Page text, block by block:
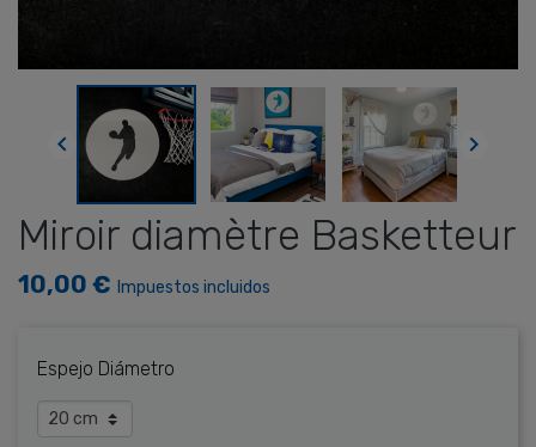
 
Miroir diamètre Basketteur
10,00 € Impuestos incluidos
Espejo Diámetro